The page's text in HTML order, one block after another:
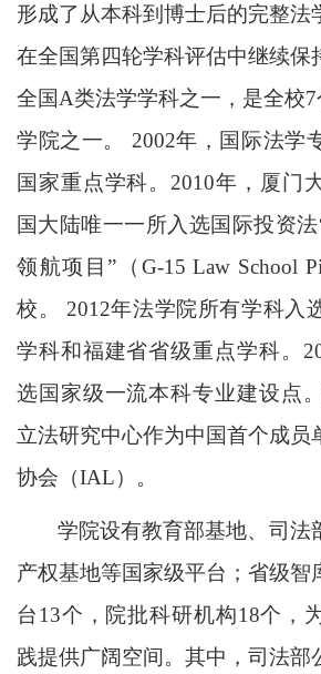
形成了从本科到博士后的完整法
在全国第四轮学科评估中继续保
全国A类法学学科之一，是全校
学院之一。 2002年，国际法学
国家重点学科。 2010年，厦门
国大陆唯一一所入选国际投资
领航项目”（G-15 Law School
校。
2012年法学院所有学科入
学科和福建省省级重点学科。
选国家级一流本科专业建设点 。
立法研究中心作为中国首个成员
协会（IAL）。
学院设有教育部基地、司法
产权基地等国家级平台；省级智
台13个，院批科研机构18个，
践提供广阔空间。其中，司法部